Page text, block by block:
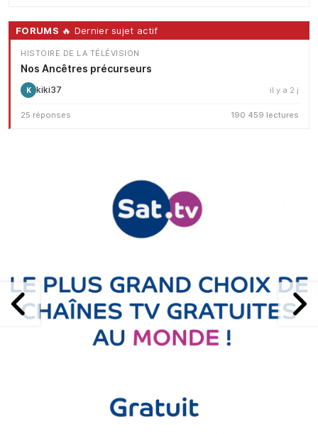
FORUMS 🔥 Dernier sujet actif
HISTOIRE DE LA TÉLÉVISION
Nos Ancêtres précurseurs
K kiki37 il y a 2 j
25 réponses 190 459 lectures